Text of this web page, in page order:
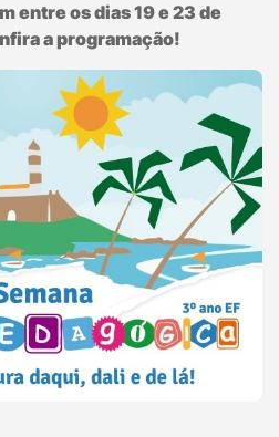
entre os dias 19 e 23 de
a programação!